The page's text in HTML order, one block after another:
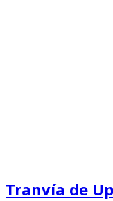
Tranvía de